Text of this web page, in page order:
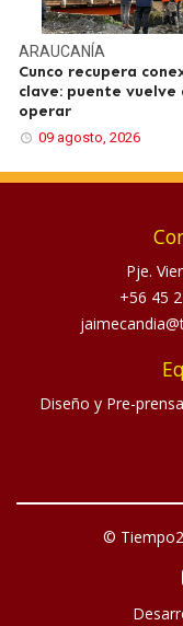
ARAUCANÍA
Cunco recupera
clave: puente vuelve
operar
09 agosto, 2026
Pje.
+56 45
Diseño y Pre-
©